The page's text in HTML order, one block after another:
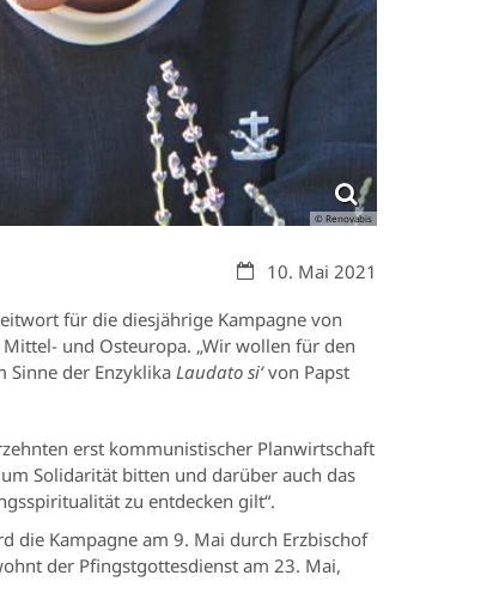
© Renovabis
Datum:10. Mai 2021
für die diesjährige Kampagne von
und Osteuropa. „Wir wollen für den
der Enzyklika Laudato si‘von Papst
erst kommunistischer Planwirtschaft
Solidarität bitten und darüber auch das
zu entdecken gilt“.
die Kampagne am 9. Mai durch Erzbischof
der Pfingstgottesdienst am 23. Mai,